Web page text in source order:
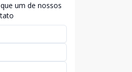
um de nossos